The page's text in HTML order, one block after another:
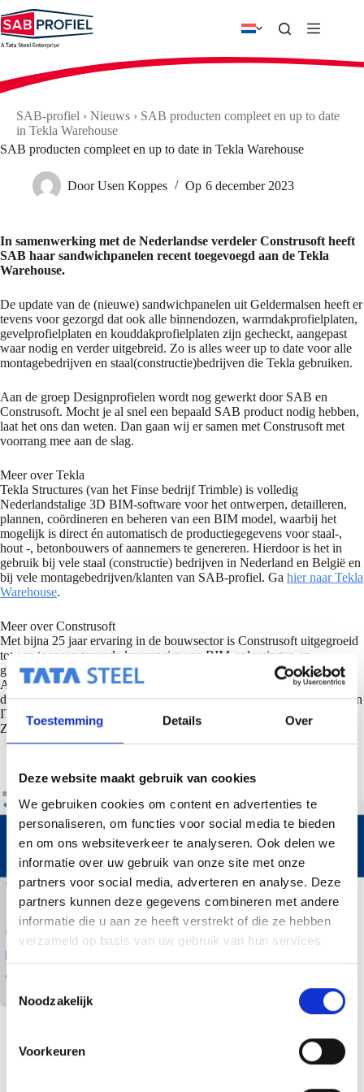
Toestemming Details Over
Deze website maakt gebruik van cookies
We gebruiken cookies om content en advertenties te
personaliseren, om functies voor social media te bieden
en om ons websiteverkeer te analyseren. Ook delen we
informatie over uw gebruik van onze site met onze
partners voor social media, adverteren en analyse. Deze
partners kunnen deze gegevens combineren met andere
informatie die u aan ze heeft verstrekt of die ze hebben
verzameld op basis van uw gebruik van hun services.
o
Noodzakelijk
Voorkeuren
naar
de
inhoud
SAB-profiel › Nieuws › SAB producten compleet en up to date
in Tekla Warehouse
SAB producten compleet en up to date in Tekla Warehouse
Door Usen Koppes Op 6 december 2023
In samenwerking met de Nederlandse verdeler Construsoft heeft
SAB haar sandwichpanelen recent toegevoegd aan de Tekla
Warehouse.
De update van de (nieuwe) sandwichpanelen uit Geldermalsen heeft er
tevens voor gezorgd dat ook alle binnendozen, warmdakprofielplaten,
gevelprofielplaten en kouddakprofielplaten zijn gecheckt, aangepast
waar nodig en verder uitgebreid. Zo is alles weer up to date voor alle
montagebedrijven en staal(constructie)bedrijven die Tekla gebruiken.
Aan de groep Designprofielen wordt nog gewerkt door SAB en
Construsoft. Mocht je al snel een bepaald SAB product nodig hebben,
laat het ons dan weten. Dan gaan wij er samen met Construsoft met
voorrang mee aan de slag.
Meer over Tekla
Tekla Structures (van het Finse bedrijf Trimble) is volledig
Nederlandstalige 3D BIM-software voor het ontwerpen, detailleren,
plannen, coördineren en beheren van een BIM model, waarbij het
mogelijk is direct én automatisch de productiegegevens voor staal-,
hout -, betonbouwers of aannemers te genereren. Hierdoor is het in
gebruik bij vele staal (constructie) bedrijven in Nederland en België en
bij vele montagebedrijven/klanten van SAB-profiel. Ga hier naar Tekla
Warehouse.
Meer over Construsoft
Met bijna 25 jaar ervaring in de bouwsector is Construsoft uitgegroeid
tot een toonaangevende leverancier van BIM-oplossingen en
gerelateerde diensten. In meer dan 30 landen in Europa en Zuid-
Amerika zijn ze de lokale partner van Trimble en ze groeien snel met
diverse Trimble-software producten (inclusief Sketchup) en eigen open
IT-oplossingen. Het hoofdkantoor van Construsoft is gevestigd in
Zevenaar Nederland.